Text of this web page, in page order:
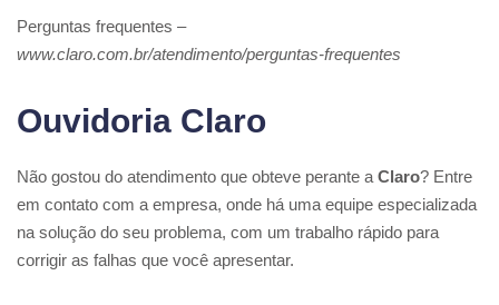
Perguntas frequentes –
www.claro.com.br/atendimento/perguntas-frequentes
Ouvidoria Claro
Não gostou do atendimento que obteve perante a Claro? Entre
em contato com a empresa, onde há uma equipe especializada
na solução do seu problema, com um trabalho rápido para
corrigir as falhas que você apresentar.